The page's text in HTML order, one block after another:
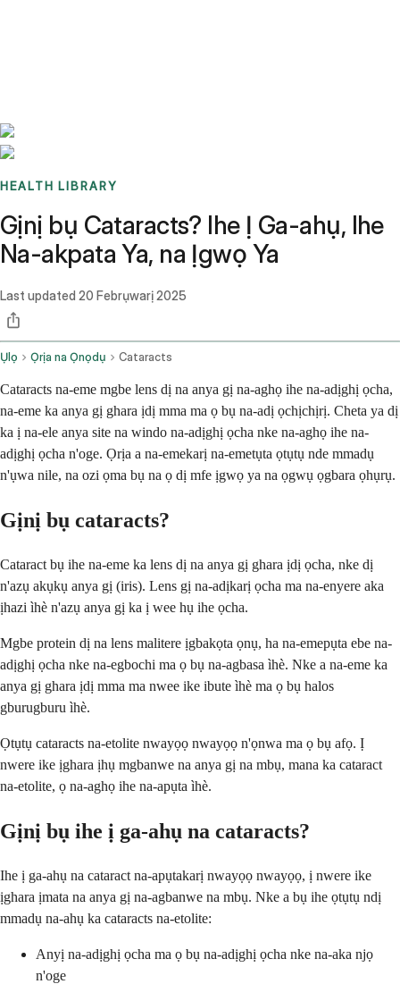
HEALTH LIBRARY
Gịnị bụ Cataracts? Ihe Ị Ga-ahụ, Ihe
Na-akpata Ya, na Ịgwọ Ya
Last updated 20 Febrụwarị 2025
Ụlọ Ọrịa na Ọnọdụ Cataracts
Cataracts na-eme mgbe lens dị na anya gị na-aghọ ihe na-adịghị ọcha,
na-eme ka anya gị ghara ịdị mma ma ọ bụ na-adị ọchịchịrị. Cheta ya dị
ka ị na-ele anya site na windo na-adịghị ọcha nke na-aghọ ihe na-
adịghị ọcha n'oge. Ọrịa a na-emekarị na-emetụta ọtụtụ nde mmadụ
n'ụwa nile, na ozi ọma bụ na ọ dị mfe ịgwọ ya na ọgwụ ọgbara ọhụrụ.
Gịnị bụ cataracts?
Cataract bụ ihe na-eme ka lens dị na anya gị ghara ịdị ọcha, nke dị
n'azụ akụkụ anya gị (iris). Lens gị na-adịkarị ọcha ma na-enyere aka
ịhazi ìhè n'azụ anya gị ka ị wee hụ ihe ọcha.
Mgbe protein dị na lens malitere ịgbakọta ọnụ, ha na-emepụta ebe na-
adịghị ọcha nke na-egbochi ma ọ bụ na-agbasa ìhè. Nke a na-eme ka
anya gị ghara ịdị mma ma nwee ike ibute ìhè ma ọ bụ halos
gburugburu ìhè.
Ọtụtụ cataracts na-etolite nwayọọ nwayọọ n'ọnwa ma ọ bụ afọ. Ị
nwere ike ịghara ịhụ mgbanwe na anya gị na mbụ, mana ka cataract
na-etolite, ọ na-aghọ ihe na-apụta ìhè.
Gịnị bụ ihe ị ga-ahụ na cataracts?
Ihe ị ga-ahụ na cataract na-apụtakarị nwayọọ nwayọọ, ị nwere ike
ịghara ịmata na anya gị na-agbanwe na mbụ. Nke a bụ ihe ọtụtụ ndị
mmadụ na-ahụ ka cataracts na-etolite:
Anyị na-adịghị ọcha ma ọ bụ na-adịghị ọcha nke na-aka njọ
n'oge